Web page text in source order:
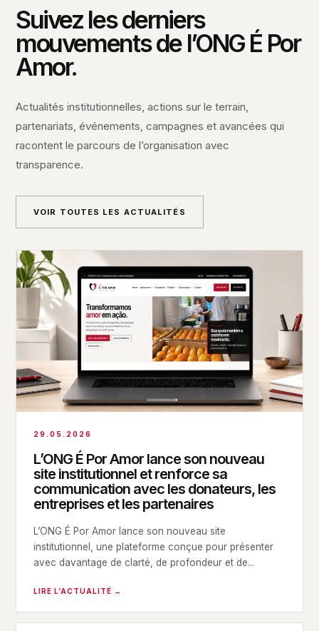
Suivez les derniers
mouvements de l’ONG É Por
Amor.
Actualités institutionnelles, actions sur le terrain,
partenariats, événements, campagnes et avancées qui
racontent le parcours de l’organisation avec
transparence.
VOIR TOUTES LES ACTUALITÉS
29.05.2026
L’ONG É Por Amor lance son nouveau
site institutionnel et renforce sa
communication avec les donateurs, les
entreprises et les partenaires
L’ONG É Por Amor lance son nouveau site
institutionnel, une plateforme conçue pour présenter
avec davantage de clarté, de profondeur et de...
LIRE L’ACTUALITÉ →